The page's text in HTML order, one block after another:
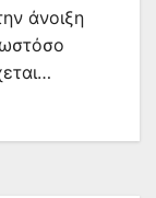
άνοιξη